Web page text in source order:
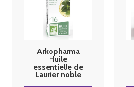
Arkopharma
Huile
essentielle de
Laurier noble